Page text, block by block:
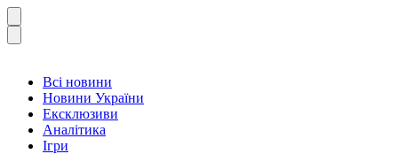
Всі новини
Новини України
Ексклюзиви
Аналітика
Ігри